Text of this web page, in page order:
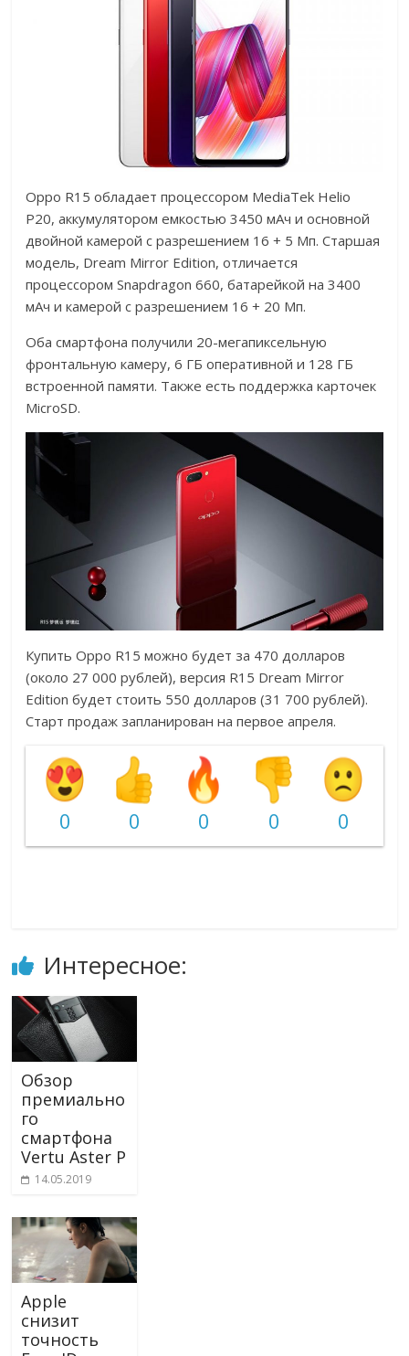
Oppo R15 обладает процессором MediaTek Helio
P20, аккумулятором емкостью 3450 мАч и основной
двойной камерой с разрешением 16 + 5 Мп. Старшая
модель, Dream Mirror Edition, отличается
процессором Snapdragon 660, батарейкой на 3400
мАч и камерой с разрешением 16 + 20 Мп.
Оба смартфона получили 20-мегапиксельную
фронтальную камеру, 6 ГБ оперативной и 128 ГБ
встроенной памяти. Также есть поддержка карточек
MicroSD.
Купить Oppo R15 можно будет за 470 долларов
(около 27 000 рублей), версия R15 Dream Mirror
Edition будет стоить 550 долларов (31 700 рублей).
Старт продаж запланирован на первое апреля.
0 0 0 0 0
Интересное:
Обзор
премиально
го
смартфона
Vertu Aster P
14.05.2019
Apple
снизит
точность